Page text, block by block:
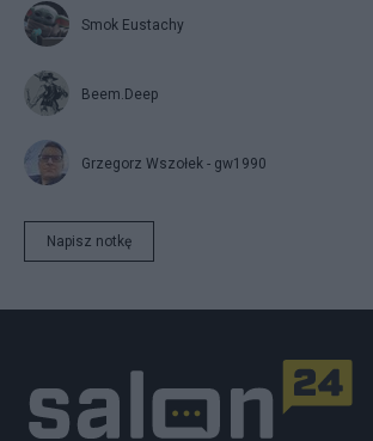
Smok Eustachy
Beem.Deep
Grzegorz Wszołek - gw1990
Napisz notkę